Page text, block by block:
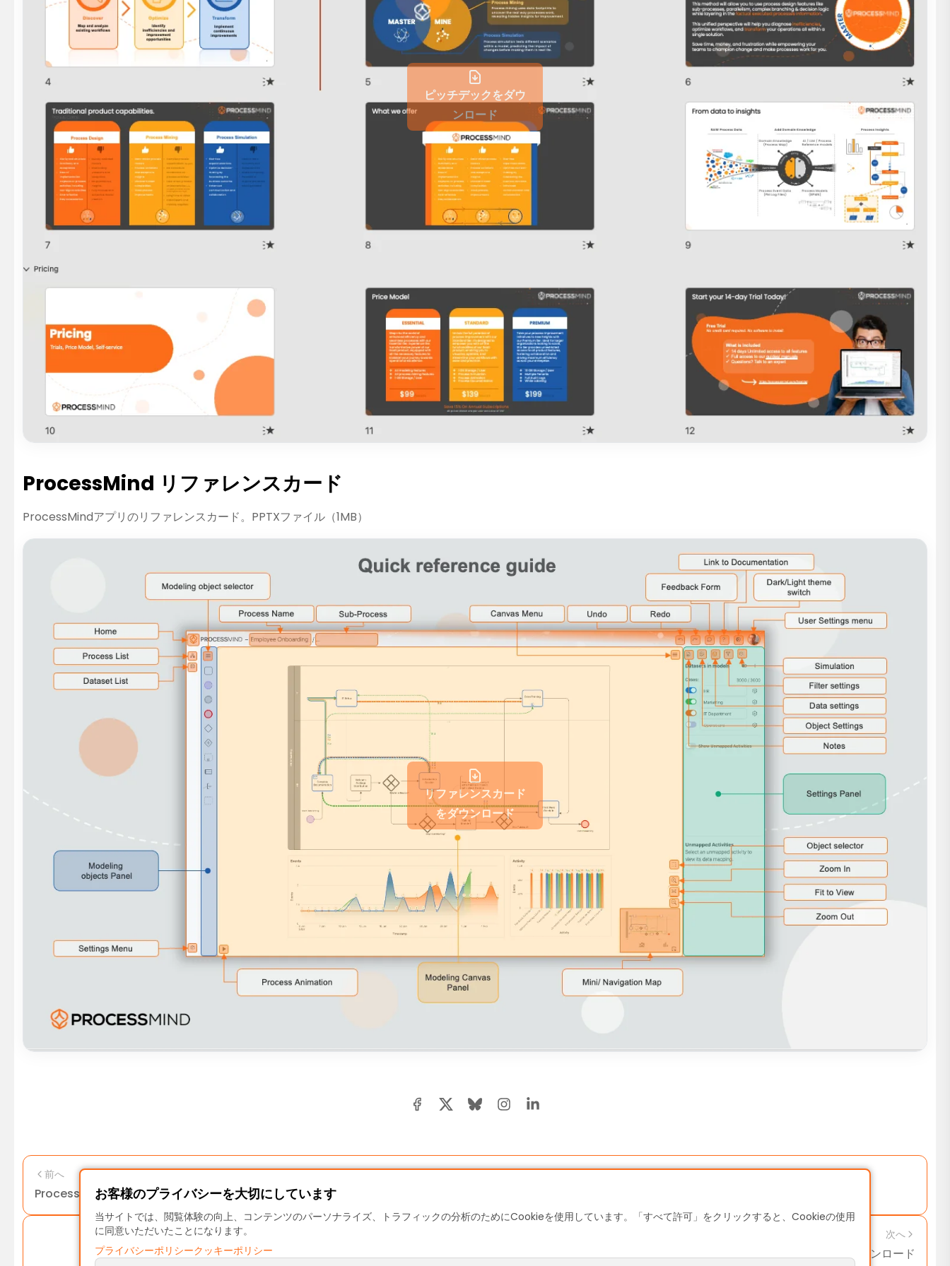
ピッチデックをダウ
ンロード
ProcessMind リファレンスカード
ProcessMindアプリのリファレンスカード。PPTXファイル（1MB）
リファレンスカード
をダウンロード
前へ
ProcessMind ブローシャー
次へ
ロゴ・ブランドアセット ダウンロード
お客様のプライバシーを大切にしています
当サイトでは、閲覧体験の向上、コンテンツのパーソナライズ、トラフィックの分析のためにCookieを使用しています。「すべて許可」をクリックすると、Cookieの使用
に同意いただいたことになります。
プライバシーポリシークッキーポリシー